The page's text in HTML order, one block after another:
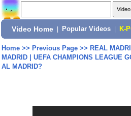
Video Home Popular Videos K-
Home>> Previous Page>> REAL
MADRID | UEFA CHAMPIONS LEAGUE
AL MADRID?